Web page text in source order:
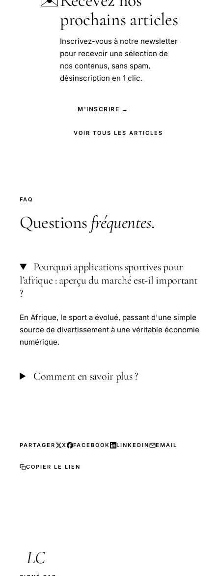
prochains articles
Inscrivez-vous à notre newsletter
pour recevoir une sélection de
nos contenus, sans spam,
désinscription en 1 clic.
M'INSCRIRE →
VOIR TOUS LES ARTICLES
FAQ
Questions fréquentes.
Pourquoi applications sportives pour
l’afrique : aperçu du marché est-il important
?
En Afrique, le sport a évolué, passant d'une simple
source de divertissement à une véritable économie
numérique.
Comment en savoir plus ?
PARTAGER X FACEBOOK LINKEDIN EMAIL
COPIER LE LIEN
LC